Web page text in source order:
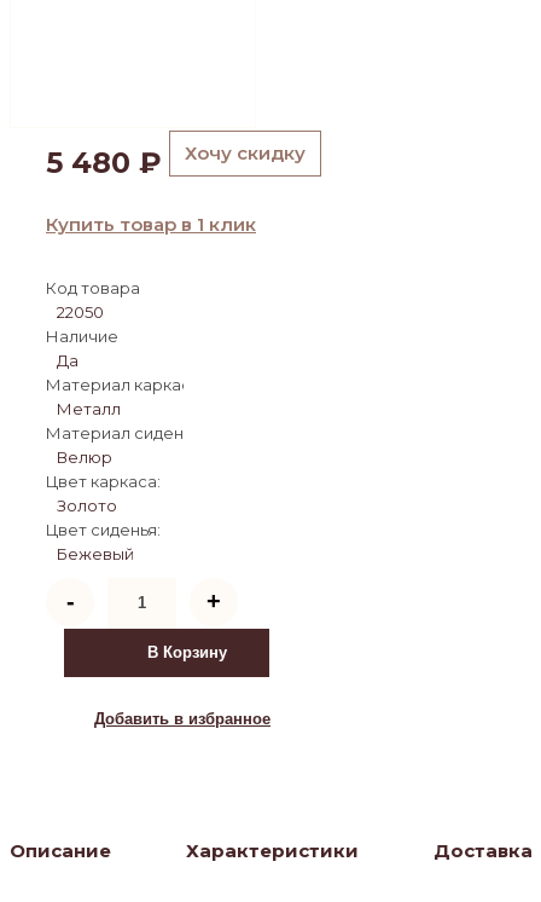
5 480 ₽ Хочу скидку
Купить товар в 1 клик
Код товара
22050
Наличие
Да
Материал каркаса:
Металл
Материал сиденья:
Велюр
Цвет каркаса:
Золото
Цвет сиденья:
Бежевый
-
товара
Табурет
барный
DOBRIN
GOLD
+
В Корзину
Добавить в избранное
Описание Характеристики Доставка